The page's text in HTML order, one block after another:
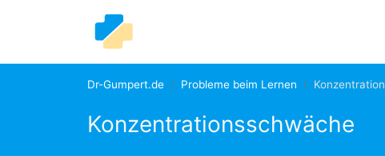
Dr-Gumpert.de Probleme beim Lernen
Konzentrationsschwäche